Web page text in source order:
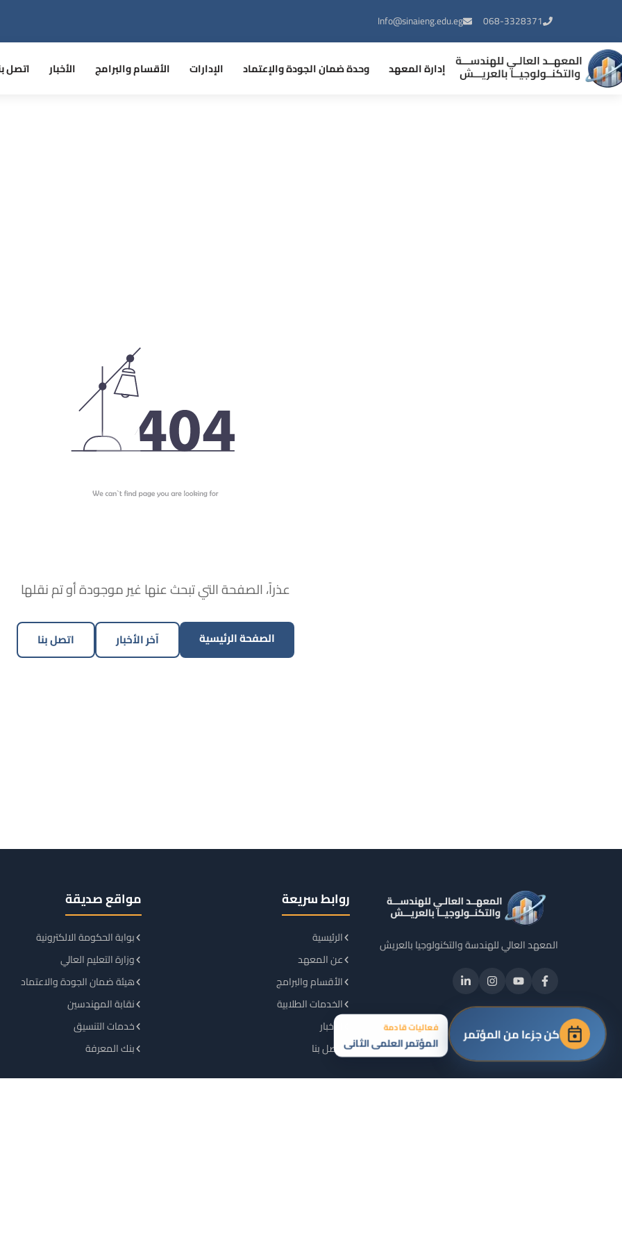
068-3328371
Info@sinaieng.edu.eg
إدارة المعهد وحدة ضمان الجودة والإعتماد الإدارات الأقسام والبرامج الأخبار اتصل
عذراً، الصفحة التي تبحث عنها غير موجودة أو تم نقلها
الصفحة الرئيسية آخر الأخبار اتصل بنا
المعهد العالي للهندسة والتكنولوجيا بالعريش
روابط سريعة
الرئيسية
عن المعهد
الأقسام والبرامج
الخدمات الطلابية
الأخبار
اتصل بنا
مواقع صديقة
بوابة الحكومة الالكترونية
وزارة التعليم العالي
هيئة ضمان الجودة والاعتماد
نقابة المهندسين
خدمات التنسيق
بنك المعرفة
فعاليات قادمة
المؤتمر العلمي الثاني كن جزءا من المؤتمر